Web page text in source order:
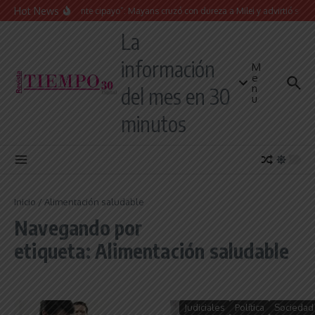
Saltar al contenido
Hot News“Presidente cipayo”: Mayans cruzó con dureza a Milei y advirtió
La
información
del mes en 30
minutos
M
e
n
u
Inicio / Alimentación saludable
Navegando por
etiqueta: Alimentación saludable
Judiciales Política Sociedad